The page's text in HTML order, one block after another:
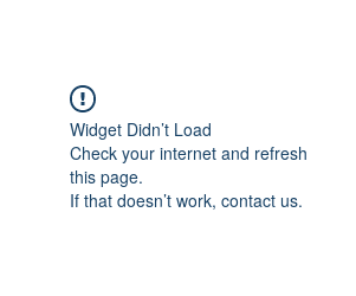
Widget Didn’t Load
Check your internet and refresh
this page.
If that doesn’t work, contact us.